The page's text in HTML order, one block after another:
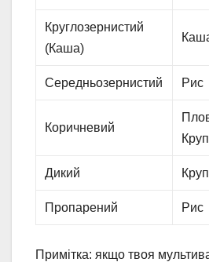
Круглозернистий
(Каша)
Середньозернистий Рис
Коричневий
Дикий
Пропарений Рис
Примітка: якщо твоя